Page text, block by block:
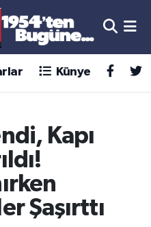
Künye
Kapı
Şaşırttı